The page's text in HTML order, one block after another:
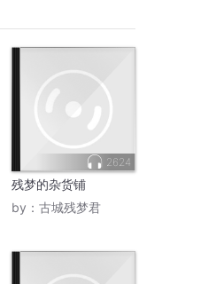
2624
残梦的杂货铺
by： 古城残梦君